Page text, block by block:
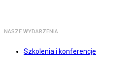
NASZE WYDARZENIA
Szkolenia i konferencje